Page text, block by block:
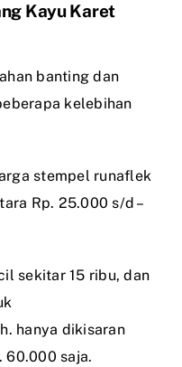
Kayu Karet
banting dan
kelebihan
stempel runaflek
Rp. 25.000 s/d –
sekitar 15 ribu, dan
hanya dikisaran
60.000 saja.